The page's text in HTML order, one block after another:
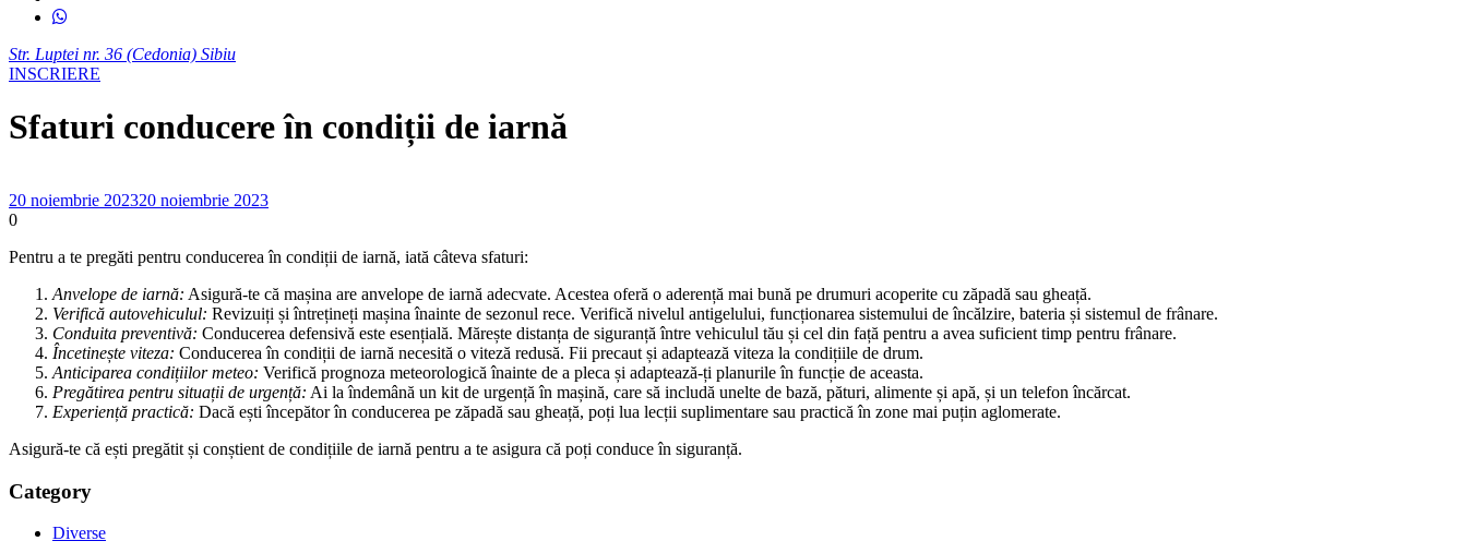
Str. Luptei nr. 36 (Cedonia) Sibiu
INSCRIERE
Sfaturi conducere în condiții de iarnă
20 noiembrie 202320 noiembrie 2023
0
Pentru a te pregăti pentru conducerea în condiții de iarnă, iată câteva sfaturi:
Anvelope de iarnă: Asigură-te că mașina are anvelope de iarnă adecvate. Acestea oferă o aderență mai bună pe drumuri acoperite cu zăpadă sau gheață.
Verifică autovehiculul: Revizuiți și întrețineți mașina înainte de sezonul rece. Verifică nivelul antigelului, funcționarea sistemului de încălzire, bateria și sistemul de frânare.
Conduita preventivă: Conducerea defensivă este esențială. Mărește distanța de siguranță între vehiculul tău și cel din față pentru a avea suficient timp pentru frânare.
Încetinește viteza: Conducerea în condiții de iarnă necesită o viteză redusă. Fii precaut și adaptează viteza la condițiile de drum.
Anticiparea condițiilor meteo: Verifică prognoza meteorologică înainte de a pleca și adaptează-ți planurile în funcție de aceasta.
Pregătirea pentru situații de urgență: Ai la îndemână un kit de urgență în mașină, care să includă unelte de bază, pături, alimente și apă, și un telefon încărcat.
Experiență practică: Dacă ești începător în conducerea pe zăpadă sau gheață, poți lua lecții suplimentare sau practică în zone mai puțin aglomerate.
Asigură-te că ești pregătit și conștient de condițiile de iarnă pentru a te asigura că poți conduce în siguranță.
Category
Diverse